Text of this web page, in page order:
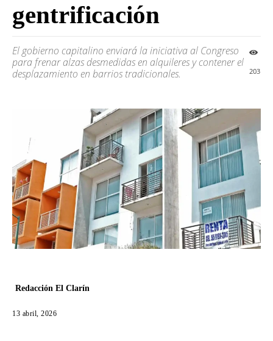
gentrificación
El gobierno capitalino enviará la iniciativa al Congreso
para frenar alzas desmedidas en alquileres y contener el
desplazamiento en barrios tradicionales.
203
Redacción El Clarín
13 abril, 2026